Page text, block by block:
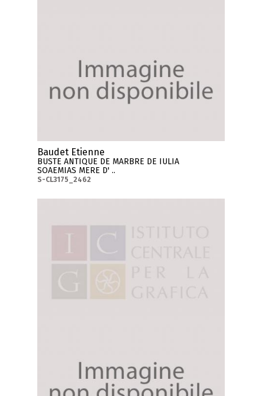
Baudet Etienne
BUSTE ANTIQUE DE MARBRE DE IULIA
SOAEMIAS MERE D' ..
S-CL3175_2462